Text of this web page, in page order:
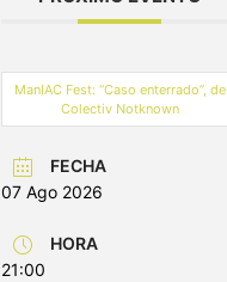
ManIAC Fest: “Caso enterrado”, de
Colectiv Notknown
FECHA
07 Ago 2026
HORA
21:00